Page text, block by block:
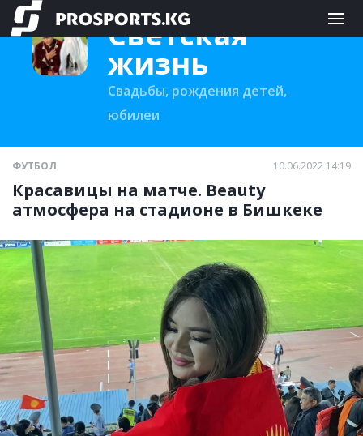
Светская
жизнь
Свадьбы, рождения детей,
юбилеи
ФУТБОЛ 10.06.2022 14:19
Красавицы на матче. Beauty
атмосфера на стадионе в Бишкеке